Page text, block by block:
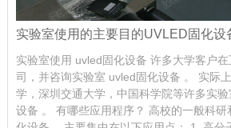
实验室使用的主要目的UVLED固化设
实验室使用 uvled固化设备 许多大学客户
司，并咨询实验室 uvled固化设备 。 实际
学，深圳交通大学，中国科学院等许多实
设备 。 有哪些应用程序？ 高校的一般科研